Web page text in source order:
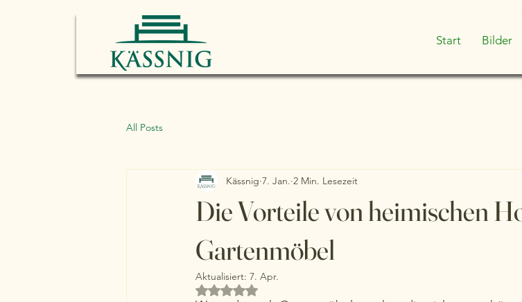
Start Bilder
All Posts
Die Vorteile von heimischen
Gartenmöbel
Kässnig 7. Jan. 2 Min. Lesezeit
Aktualisiert: 7. Apr.
Mit NaN von 5 Sternen bewertet.